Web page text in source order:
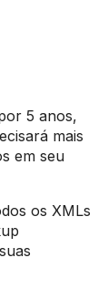
5 anos,
mais
em seu
os XMLs